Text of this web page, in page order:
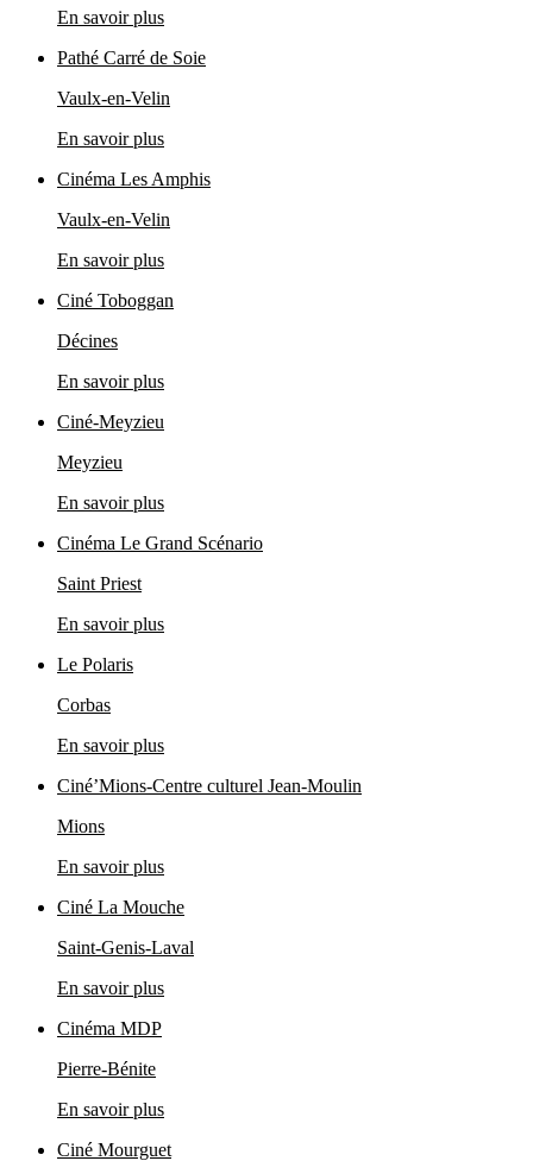
En savoir plus
Pathé Carré de Soie
Vaulx-en-Velin
En savoir plus
Cinéma Les Amphis
Vaulx-en-Velin
En savoir plus
Ciné Toboggan
Décines
En savoir plus
Ciné-Meyzieu
Meyzieu
En savoir plus
Cinéma Le Grand Scénario
Saint Priest
En savoir plus
Le Polaris
Corbas
En savoir plus
Ciné’Mions-Centre culturel Jean-Moulin
Mions
En savoir plus
Ciné La Mouche
Saint-Genis-Laval
En savoir plus
Cinéma MDP
Pierre-Bénite
En savoir plus
Ciné Mourguet